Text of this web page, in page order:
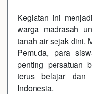
‎Kegiatan ini
warga madrasah
tanah air sejak dini.
Pemuda, para
penting persatuan
terus belajar dan
Indonesia.